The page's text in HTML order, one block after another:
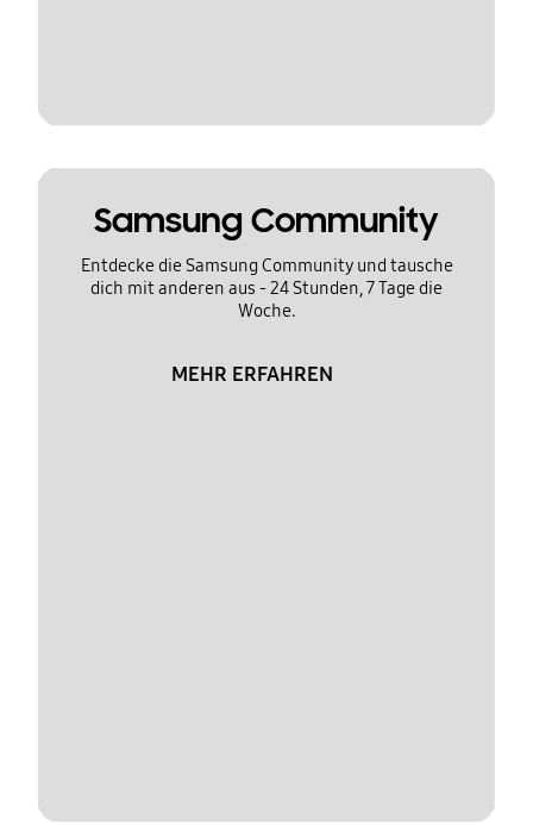
Samsung Community
Entdecke die Samsung Community und tausche
dich mit anderen aus - 24 Stunden, 7 Tage die
Woche.
MEHR ERFAHREN